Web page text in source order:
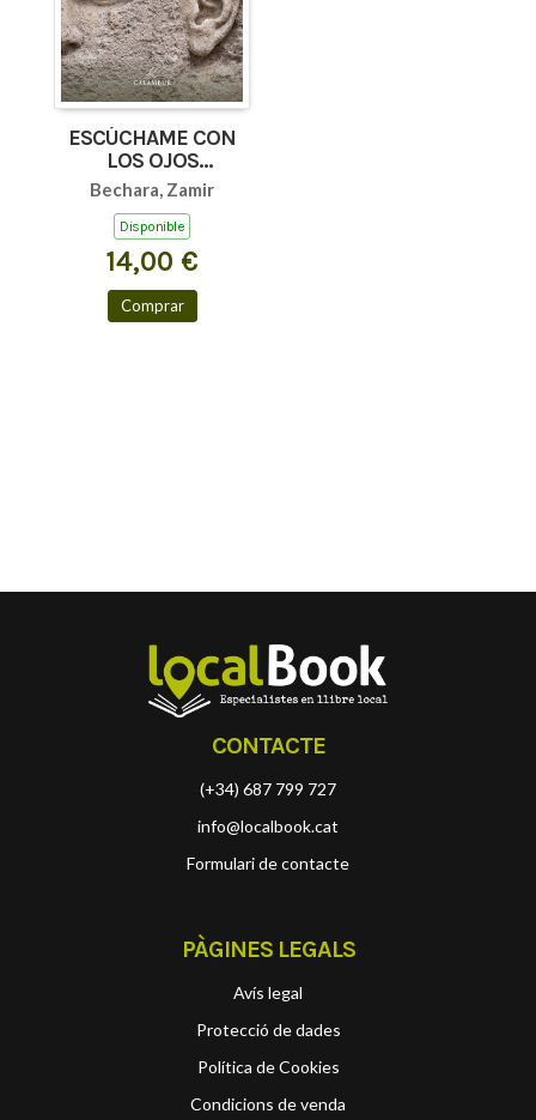
ESCÚCHAME CON
LOS OJOS
(AFORISMOS Y
TEXTOS BREVES)
Bechara, Zamir
Disponible
14,00 €
Comprar
CONTACTE
(+34) 687 799 727
info@localbook.cat
Formulari de contacte
PÀGINES LEGALS
Avís legal
Protecció de dades
Política de Cookies
Condicions de venda